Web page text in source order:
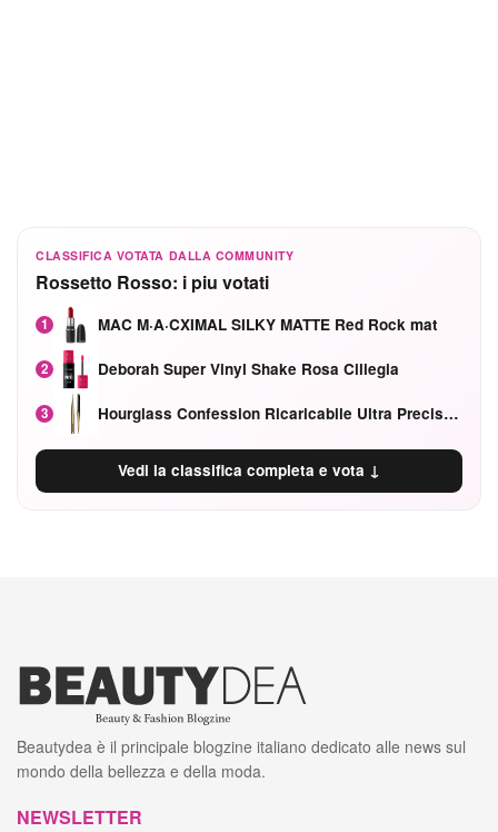
CLASSIFICA VOTATA DALLA COMMUNITY
Rossetto Rosso: i piu votati
1 MAC M·A·CXIMAL SILKY MATTE Red Rock mat
2 Deborah Super Vinyl Shake Rosa Ciliegia
3 Hourglass Confession Ricaricabile Ultra Preciso Ad Alta Intensità Secretly Classic Red
Vedi la classifica completa e vota ↓
Beautydea è il principale blogzine italiano dedicato alle news sul
mondo della bellezza e della moda.
NEWSLETTER